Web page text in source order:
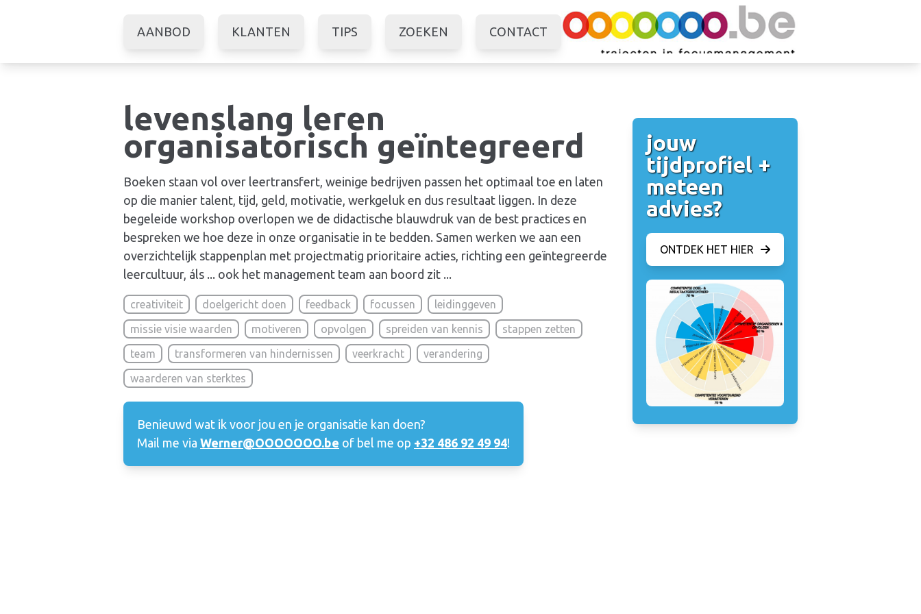
AANBOD KLANTEN TIPS ZOEKEN CONTACT
levenslang leren
organisatorisch geïntegreerd
Boeken staan vol over leertransfert, weinige bedrijven passen het optimaal toe en laten
op die manier talent, tijd, geld, motivatie, werkgeluk en dus resultaat liggen. In deze
begeleide workshop overlopen we de didactische blauwdruk van de best practices en
bespreken we hoe deze in onze organisatie in te bedden. Samen werken we aan een
overzichtelijk stappenplan met projectmatig prioritaire acties, richting een geïntegreerde
leercultuur, áls ... ook het management team aan boord zit ...
creativiteit doelgericht doen feedback focussen
leidinggeven
missie visie waarden
motiveren opvolgen spreiden van kennis
stappen zetten
team
transformeren van hindernissen veerkracht
verandering
waarderen van sterktes
Benieuwd wat ik voor jou en je organisatie kan doen?
Mail me via Werner@OOOOOOO.be of bel me op +32 486 92 49 94!
jouw
tijdprofiel +
meteen
advies?
ONTDEK HET HIER